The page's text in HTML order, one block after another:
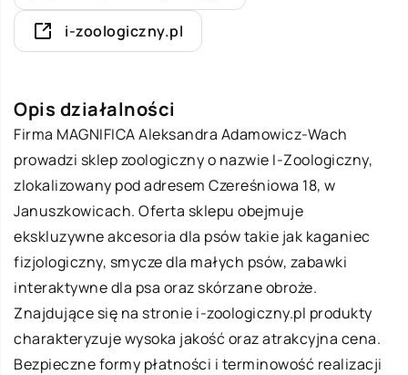
i-zoologiczny.pl
Opis działalności
Firma MAGNIFICA Aleksandra Adamowicz-Wach
prowadzi sklep zoologiczny o nazwie I-Zoologiczny,
zlokalizowany pod adresem Czereśniowa 18, w
Januszkowicach. Oferta sklepu obejmuje
ekskluzywne akcesoria dla psów takie jak kaganiec
fizjologiczny, smycze dla małych psów, zabawki
interaktywne dla psa oraz skórzane obroże.
Znajdujące się na stronie i-zoologiczny.pl produkty
charakteryzuje wysoka jakość oraz atrakcyjna cena.
Bezpieczne formy płatności i terminowość realizacji